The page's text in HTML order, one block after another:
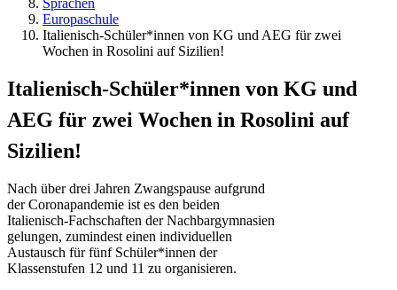
Sprachen
Europaschule
Italienisch-Schüler*innen von KG und AEG für zwei
Wochen in Rosolini auf Sizilien!
Italienisch-Schüler*innen von KG und
AEG für zwei Wochen in Rosolini auf
Sizilien!
Nach über drei Jahren Zwangspause aufgrund
der Coronapandemie ist es den beiden
Italienisch-Fachschaften der Nachbargymnasien
gelungen, zumindest einen individuellen
Austausch für fünf Schüler*innen der
Klassenstufen 12 und 11 zu organisieren.